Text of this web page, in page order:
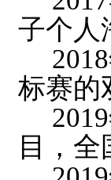
子个人
标赛的
目，